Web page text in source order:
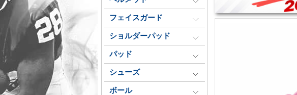
フェイスガード
ショルダーパッド
パッド
シューズ
ボール